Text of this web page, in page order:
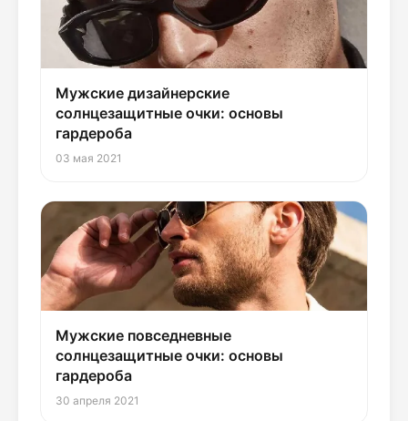
Мужские дизайнерские
солнцезащитные очки: основы
гардероба
03 мая 2021
Мужские повседневные
солнцезащитные очки: основы
гардероба
30 апреля 2021